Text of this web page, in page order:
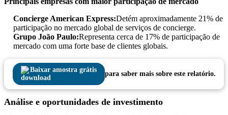
Concierge American Express:Detém aproximadamente 21% de
participação no mercado global de serviços de concierge.
Grupo João Paulo:Representa cerca de 17% de participação de
mercado com uma forte base de clientes globais.
Baixar amostra grátis
para saber mais sobre este relatório.
Análise e oportunidades de investimento